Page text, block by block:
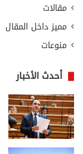
مقالات
مميز داخل المقال
منوعات
أحدث الأخبار